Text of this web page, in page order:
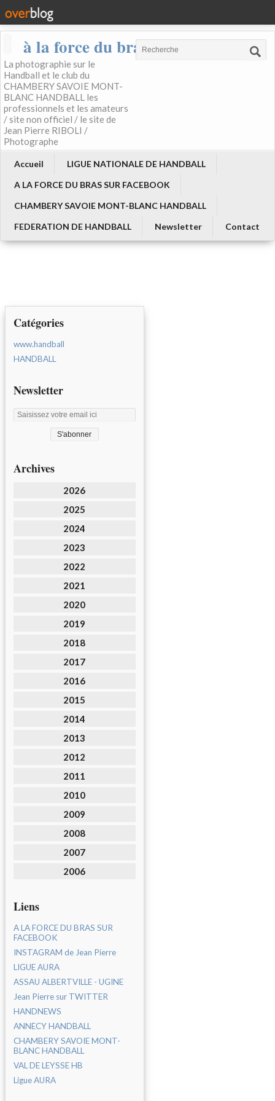
à la force du bras
La photographie sur le
Handball et le club du
CHAMBERY SAVOIE MONT-
BLANC HANDBALL les
professionnels et les amateurs
/ site non officiel / le site de
Jean Pierre RIBOLI /
Photographe
Accueil
LIGUE NATIONALE DE HANDBALL
A LA FORCE DU BRAS SUR FACEBOOK
CHAMBERY SAVOIE MONT-BLANC HANDBALL
FEDERATION DE HANDBALL
Newsletter Contact
Catégories
www.handball
HANDBALL
Newsletter
Archives
2026
2025
2024
2023
2022
2021
2020
2019
2018
2017
2016
2015
2014
2013
2012
2011
2010
2009
2008
2007
2006
Liens
A LA FORCE DU BRAS SUR
FACEBOOK
INSTAGRAM de Jean Pierre
LIGUE AURA
ASSAU ALBERTVILLE - UGINE
Jean Pierre sur TWITTER
HANDNEWS
ANNECY HANDBALL
CHAMBERY SAVOIE MONT-
BLANC HANDBALL
VAL DE LEYSSE HB
Ligue AURA